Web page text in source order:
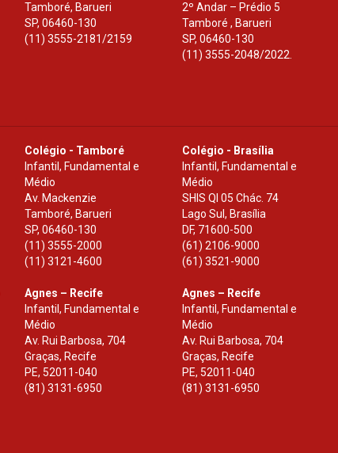
Tamboré, Barueri
SP,06460-130
(11) 3555-2181/2159
2º Andar – Prédio 5
Tamboré , Barueri
SP, 06460-130
(11) 3555-2048/2022.
Colégio - Tamboré
Infantil, Fundamental e
Médio
Av. Mackenzie
Tamboré, Barueri
SP,06460-130
(11) 3555-2000
(11) 3121-4600
Colégio - Brasília
Infantil, Fundamental e
Médio
SHIS Ql 05 Chác. 74
Lago Sul, Brasília
DF, 71600-500
(61) 2106-9000
(61) 3521-9000
Agnes – Recife
Infantil, Fundamental e
Médio
Av. Rui Barbosa, 704
Graças, Recife
PE, 52011-040
(81) 3131-6950
Agnes – Recife
Infantil, Fundamental e
Médio
Av. Rui Barbosa, 704
Graças, Recife
PE, 52011-040
(81) 3131-6950